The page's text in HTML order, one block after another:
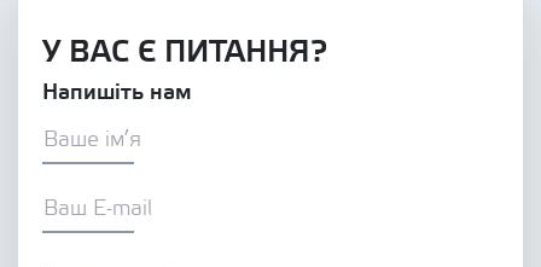
У ВАС Є ПИТАННЯ?
Напишіть нам